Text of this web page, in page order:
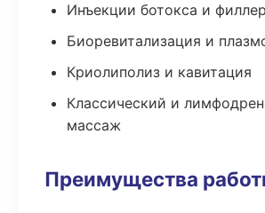
Инъекции ботокса и
Биоревитализация и
Криолиполиз и кавитация
Классический и
массаж
Преимущества